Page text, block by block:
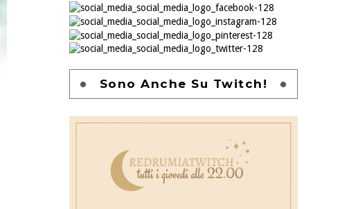
Sono Anche Su Twitch!